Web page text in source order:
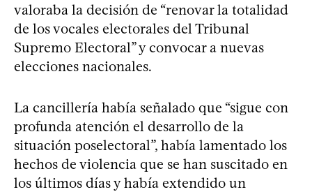
valoraba la decisión de “renovar la totalidad
de los vocales electorales del Tribunal
Supremo Electoral” y convocar a nuevas
elecciones nacionales.
La cancillería había señalado que “sigue con
profunda atención el desarrollo de la
situación poselectoral”, había lamentado los
hechos de violencia que se han suscitado en
los últimos días y había extendido un